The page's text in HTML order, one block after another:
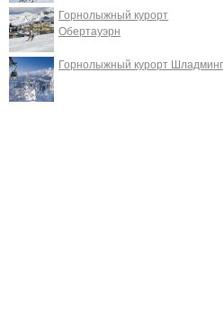
Горнолыжный курорт
Обертауэрн
Горнолыжный курорт Шладминг